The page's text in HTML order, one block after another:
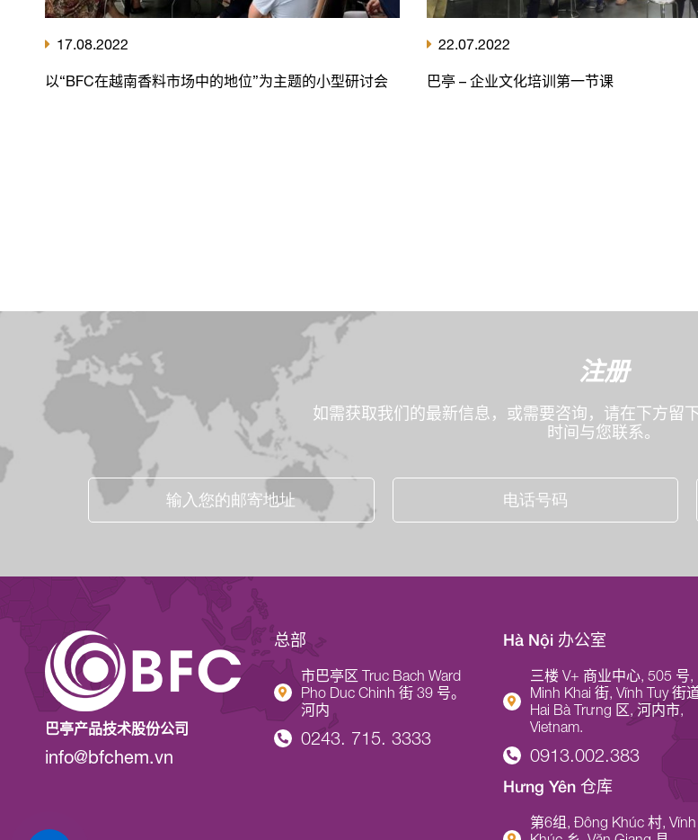
17.08.2022
以“BFC在越南香料市场中的地位”为主题的小型研讨会
22.07.2022
巴亭 – 企业文化培训第一节课
注册
如需获取我们的最新信息，或需要咨询，请在下方留
时间与您联系。
巴亭产品技术股份公司
info@bfchem.vn
总部
市巴亭区 Truc Bach Ward
Pho Duc Chinh 街 39 号。
河内
0243. 715. 3333
Hà Nội 办公室
三楼 V+ 商业中心, 505 号,
Minh Khai 街, Vĩnh Tuy 街
Hai Bà Trưng 区, 河内市,
Vietnam.
0913.002.383
Hưng Yên 仓库
第6组, Đông Khúc 村, Vĩnh